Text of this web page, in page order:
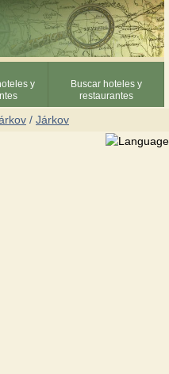
y
Buscar hoteles y
restaurantes
/ Járkov